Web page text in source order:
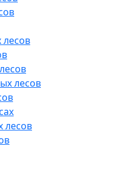
лесов
лесов